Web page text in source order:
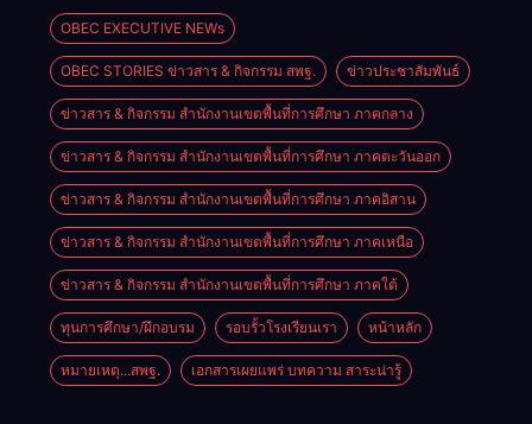
ไทยสู่อนาคต”
ประจำเขต
ตรวจราชการ
ที่ 13
นำการศึกษา
ไทยสู่อนาคต”
เขตตรวจ
ราชการที่ ๑๓
2569
OBEC EXECUTIVE NEWs
OBEC STORIES ข่าวสาร & กิจกรรม สพฐ. ข่าวประชาสัมพันธ์
ข่าวสาร & กิจกรรม สำนักงานเขตพื้นที่การศึกษา ภาคกลาง
ข่าวสาร & กิจกรรม สำนักงานเขตพื้นที่การศึกษา ภาคตะวันออก
ข่าวสาร & กิจกรรม สำนักงานเขตพื้นที่การศึกษา ภาคอิสาน
ข่าวสาร & กิจกรรม สำนักงานเขตพื้นที่การศึกษา ภาคเหนือ
ข่าวสาร & กิจกรรม สำนักงานเขตพื้นที่การศึกษา ภาคใต้
ทุนการศึกษา/ฝึกอบรม รอบรั้วโรงเรียนเรา หน้าหลัก
หมายเหตุ...สพฐ. เอกสารเผยแพร่ บทความ สาระน่ารู้